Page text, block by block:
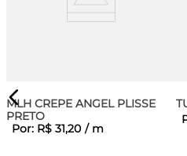
MLH CREPE ANGEL PLISSE
PRETO
Por: R$ 31,20 / m